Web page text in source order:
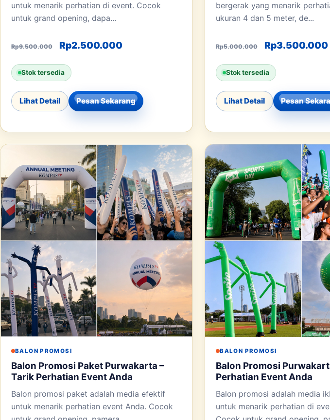
untuk menarik perhatian di event. Cocok
untuk grand opening, dapa...
Rp9.500.000 Harga aslinya adalah: Rp9.500.000.
Rp2.500.000Harga saat ini adalah: Rp2.500.000.
Stok tersedia
Lihat Detail Pesan Sekarang
bergerak yang menarik
ukuran 4 dan 5 meter, de...
Rp5.000.000 Harga
Rp3.500.000
Stok tersedia
Lihat Detail Pesan
BALON PROMOSI
Balon Promosi Paket Purwakarta –
Tarik Perhatian Event Anda
Balon promosi paket adalah media efektif
untuk menarik perhatian event Anda. Cocok
BALON PROMOSI
Balon Promosi
Perhatian Event Anda
Balon promosi adalah media
untuk menarik perhatian di